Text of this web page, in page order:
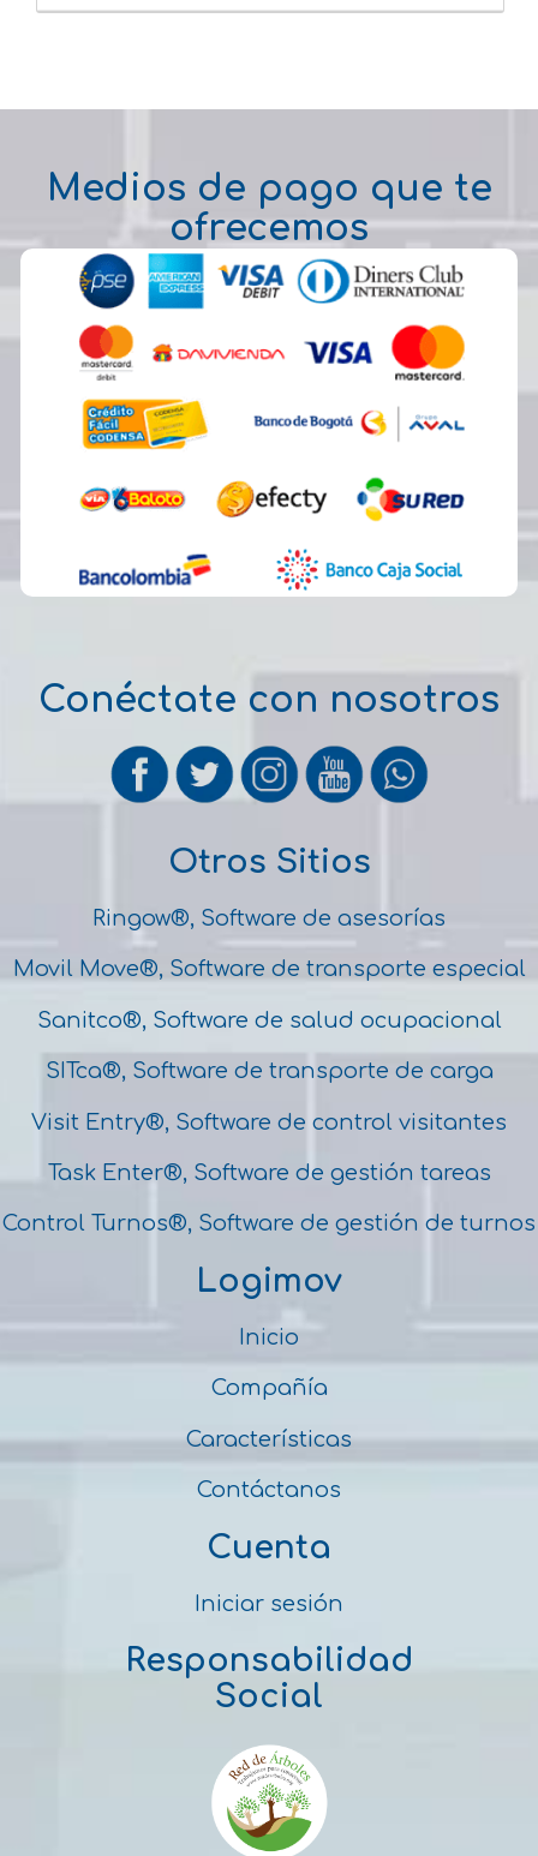
Medios de pago que te
ofrecemos
Conéctate con nosotros
Otros Sitios
Ringow®, Software de asesorías
Movil Move®, Software de transporte especial
Sanitco®, Software de salud ocupacional
SITca®, Software de transporte de carga
Visit Entry®, Software de control visitantes
Task Enter®, Software de gestión tareas
Control Turnos®, Software de gestión de turnos
Logimov
Inicio
Compañía
Características
Contáctanos
Cuenta
Iniciar sesión
Responsabilidad
Social